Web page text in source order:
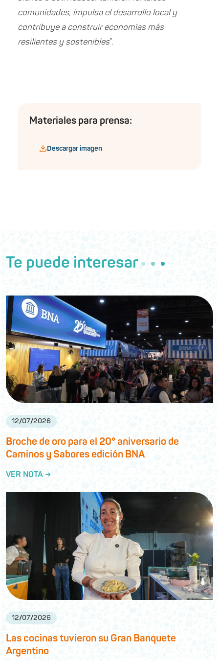
comunidades, impulsa el desarrollo local y
contribuye a construir economías más
resilientes y sostenibles”.
Materiales para prensa:
Descargar imagen
Te puede interesar
12/07/2026
Broche de oro para el 20° aniversario de
Caminos y Sabores edición BNA
VER NOTA →
12/07/2026
Las cocinas tuvieron su Gran Banquete
Argentino